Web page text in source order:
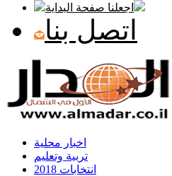
اجعلنا صفحة البداية
اتصل بنا
اخبار محلية
تربية وتعليم
انتخابات 2018